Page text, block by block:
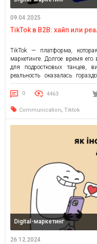
09.04.2025
TikTok в B2B: хайп или
TikTok — платформа,
маркетинге. Долгое время
для подростковых танцев,
реальность оказалась
сегодня даже B2B-компании
есть ли у TikTok место для
эффективность? В […]
0 4463
Communication, Tiktok
Digital-маркетинг
26.12.2024